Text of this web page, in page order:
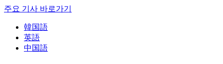
주요 기사 바로가기
韓国語
英語
中国語